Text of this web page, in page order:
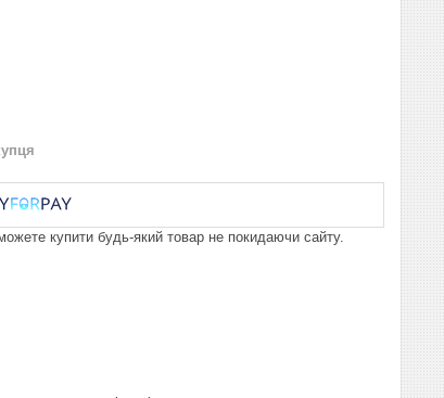
купити будь-який товар не покидаючи сайту.